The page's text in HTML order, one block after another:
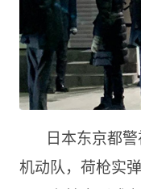
日本东京都
机动队，荷枪实